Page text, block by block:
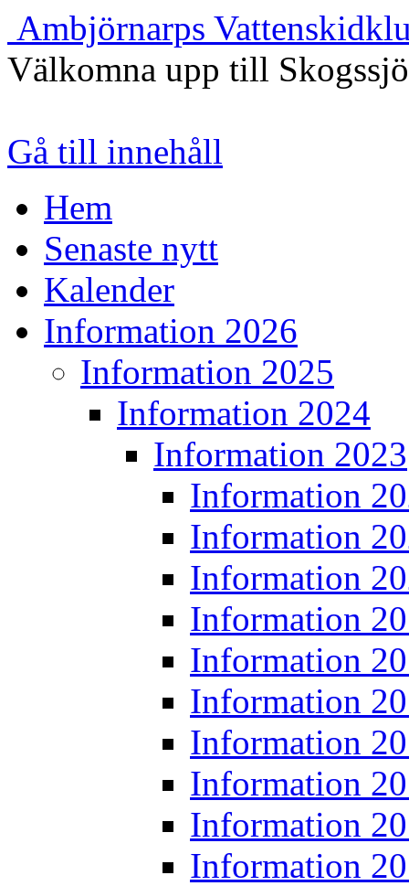
Ambjörnarps
Välkomna upp till
Gå till innehåll
Hem
Senaste nytt
Kalender
Information 2026
Information 2025
Information 2024
Information 2023
Information
Information
Information
Information
Information
Information
Information
Information
Information
Information